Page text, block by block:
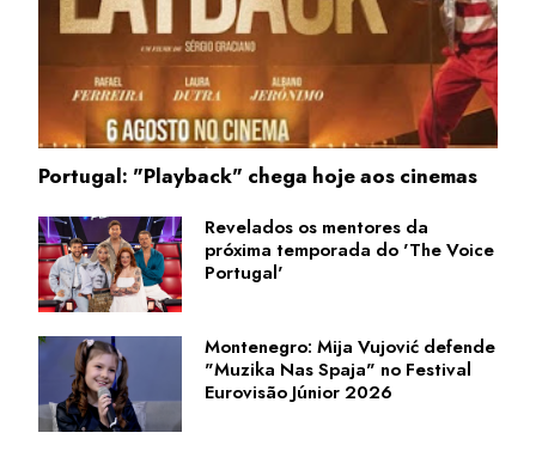
Portugal: "Playback" chega hoje aos cinemas
Revelados os mentores da
próxima temporada do 'The Voice
Portugal'
Montenegro: Mija Vujović defende
"Muzika Nas Spaja" no Festival
Eurovisão Júnior 2026